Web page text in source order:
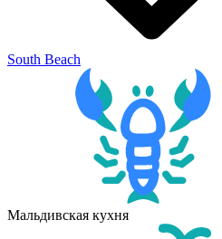
South Beach
Мальдивская кухня